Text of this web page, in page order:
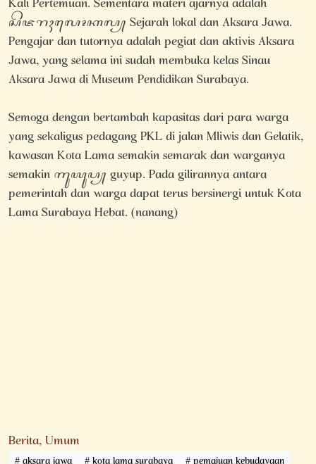
ꦱꦼꦗꦫꦃꦭꦺꦴꦏꦭ꧀ Sejarah lokal dan Aksara Jawa.
Pengajar dan tutornya adalah pegiat dan aktivis Aksara
Jawa, yang selama ini sudah membuka kelas Sinau
Aksara Jawa di Museum Pendidikan Surabaya.
Semoga dengan bertambah kapasitas dari para warga
yang sekaligus pedagang PKL di jalan Mliwis dan Gelatik,
kawasan Kota Lama semakin semarak dan warganya
semakin ꦒꦸꦪꦸꦥ꧀ guyup. Pada gilirannya antara
pemerintah dan warga dapat terus bersinergi untuk Kota
Lama Surabaya Hebat. (nanang)
Berita,Umum